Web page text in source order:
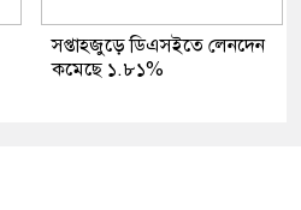
সপ্তাহজুড়ে ডিএসইতে লেনদেন
কমেছে ১.৮১%